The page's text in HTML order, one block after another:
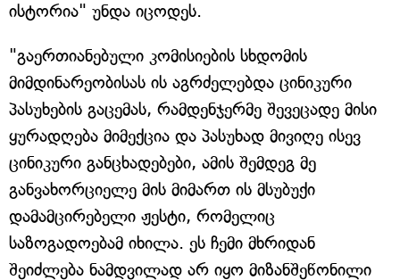
ისტორია" უნდა იცოდეს.
"გაერთიანებული კომისიების სხდომის
მიმდინარეობისას ის აგრძელებდა ცინიკური
პასუხების გაცემას, რამდენჯერმე შევეცადე მისი
ყურადღება მიმექცია და პასუხად მივიღე ისევ
ცინიკური განცხადებები, ამის შემდეგ მე
განვახორციელე მის მიმართ ის მსუბუქი
დამამცირებელი ჟესტი, რომელიც
საზოგადოებამ იხილა. ეს ჩემი მხრიდან
შეიძლება ნამდვილად არ იყო მიზანშეწონილი